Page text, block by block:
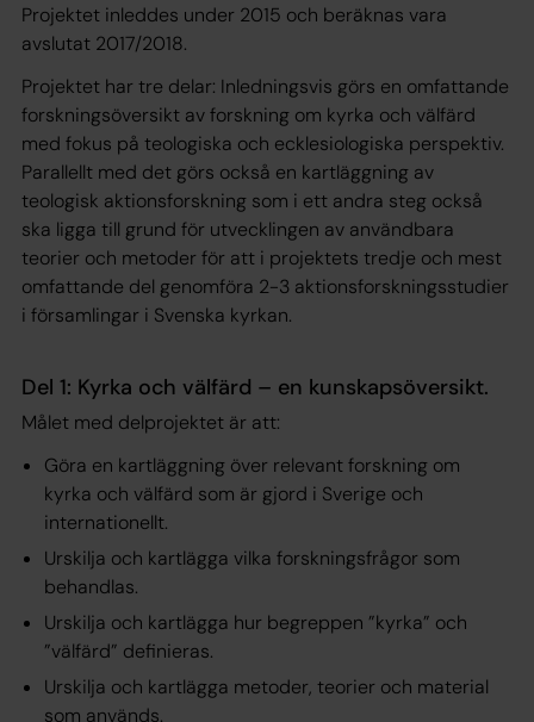
Projektet inleddes under 2015 och beräknas vara
avslutat 2017/2018.
Projektet har tre delar: Inledningsvis görs en omfattande
forskningsöversikt av forskning om kyrka och välfärd
med fokus på teologiska och ecklesiologiska perspektiv.
Parallellt med det görs också en kartläggning av
teologisk aktionsforskning som i ett andra steg också
ska ligga till grund för utvecklingen av användbara
teorier och metoder för att i projektets tredje och mest
omfattande del genomföra 2-3 aktionsforskningsstudier
i församlingar i Svenska kyrkan.
Del 1: Kyrka och välfärd – en kunskapsöversikt.
Målet med delprojektet är att:
Göra en kartläggning över relevant forskning om
kyrka och välfärd som är gjord i Sverige och
internationellt.
Urskilja och kartlägga vilka forskningsfrågor som
behandlas.
Urskilja och kartlägga hur begreppen ”kyrka” och
”välfärd” definieras.
Urskilja och kartlägga metoder, teorier och material
som används.